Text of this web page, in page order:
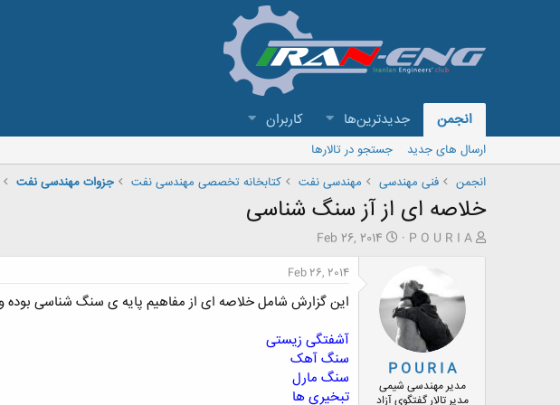
انجمن جدیدترین‌ها کاربران
ارسال های جدید
جستجو در تالارها
انجمن
فنی مهندسی مهندسی نفت کتابخانه تخصصی مهندسی نفت جزوات مهندسی نفت
خلاصه ای از آز سنگ شناسی
ش
و
P O U R I A
ت
خ
ش
Feb 26, 2014
P O U R I A
مدیر مهندسی شیمی
مدیر تالار گفتگوی آزاد
Feb 26, 2014
این گزارش شامل خلاصه ای از مفاهیم پایه ی سنگ شناسی
آشفتگی زیستی
سنگ آهک
سنگ مارل
تبخیری ها